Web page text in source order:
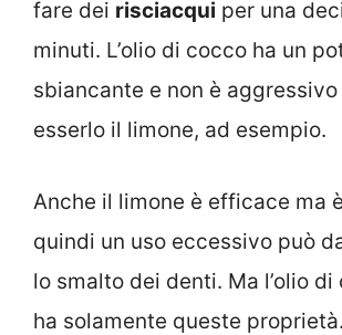
fare dei risciacqui per una
minuti. L’olio di cocco ha un
sbiancante e non è
esserlo il limone, ad esempio.
Anche il limone è efficace ma
quindi un uso eccessivo può
lo smalto dei denti. Ma l’olio di
ha solamente queste